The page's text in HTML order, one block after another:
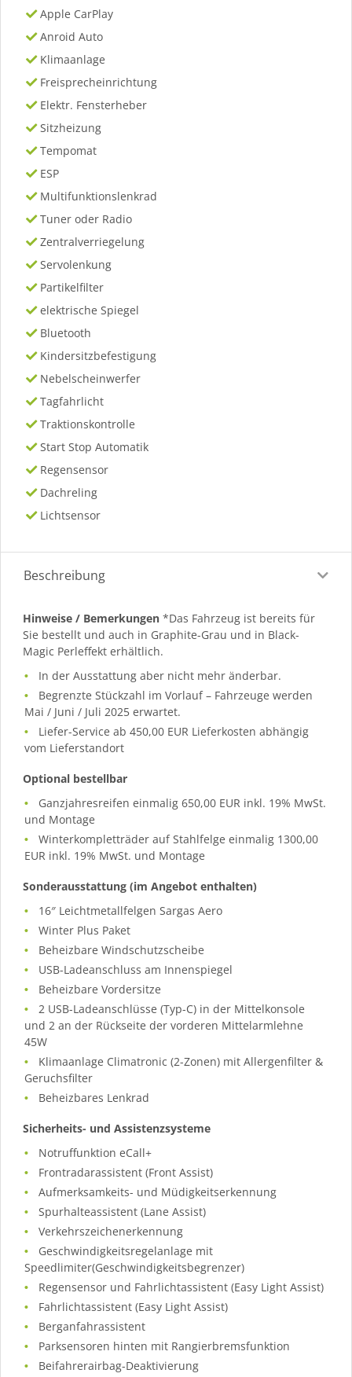
Apple CarPlay
Anroid Auto
Klimaanlage
Freisprecheinrichtung
Elektr. Fensterheber
Sitzheizung
Tempomat
ESP
Multifunktionslenkrad
Tuner oder Radio
Zentralverriegelung
Servolenkung
Partikelfilter
elektrische Spiegel
Bluetooth
Kindersitzbefestigung
Nebelscheinwerfer
Tagfahrlicht
Traktionskontrolle
Start Stop Automatik
Regensensor
Dachreling
Lichtsensor
Beschreibung
Hinweise / Bemerkungen *Das Fahrzeug ist bereits für
Sie bestellt und auch in Graphite-Grau und in Black-
Magic Perleffekt erhältlich.
In der Ausstattung aber nicht mehr änderbar.
Begrenzte Stückzahl im Vorlauf – Fahrzeuge werden
Mai / Juni / Juli 2025 erwartet.
Liefer-Service ab 450,00 EUR Lieferkosten abhängig
vom Lieferstandort
Optional bestellbar
Ganzjahresreifen einmalig 650,00 EUR inkl. 19% MwSt.
und Montage
Winterkompletträder auf Stahlfelge einmalig 1300,00
EUR inkl. 19% MwSt. und Montage
Sonderausstattung (im Angebot enthalten)
16″ Leichtmetallfelgen Sargas Aero
Winter Plus Paket
Beheizbare Windschutzscheibe
USB-Ladeanschluss am Innenspiegel
Beheizbare Vordersitze
2 USB-Ladeanschlüsse (Typ-C) in der Mittelkonsole
und 2 an der Rückseite der vorderen Mittelarmlehne
45W
Klimaanlage Climatronic (2-Zonen) mit Allergenfilter &
Geruchsfilter
Beheizbares Lenkrad
Sicherheits- und Assistenzsysteme
Notruffunktion eCall+
Frontradarassistent (Front Assist)
Aufmerksamkeits- und Müdigkeitserkennung
Spurhalteassistent (Lane Assist)
Verkehrszeichenerkennung
Geschwindigkeitsregelanlage mit
Speedlimiter(Geschwindigkeitsbegrenzer)
Regensensor und Fahrlichtassistent (Easy Light Assist)
Fahrlichtassistent (Easy Light Assist)
Berganfahrassistent
Parksensoren hinten mit Rangierbremsfunktion
Beifahrerairbag-Deaktivierung